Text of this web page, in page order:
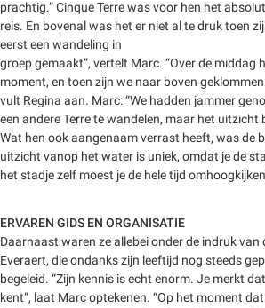
prachtig.” Cinque Terre was voor hen het
reis. En bovenal was het er niet al te druk toen
eerst een wandeling in
groep gemaakt”, vertelt Marc. “Over de middag
moment, en toen zijn we naar boven geklommen
vult Regina aan. Marc: “We hadden jammer
een andere Terre te wandelen, maar het uitzicht
Wat hen ook aangenaam verrast heeft, was de
uitzicht vanop het water is uniek, omdat je de
het stadje zelf moest je de hele tijd
ERVAREN GIDS EN ORGANISATIE
Daarnaast waren ze allebei onder de indruk van
Everaert, die ondanks zijn leeftijd nog steeds
begeleid. “Zijn kennis is echt enorm. Je merkt
kent”, laat Marc optekenen. “Op het moment